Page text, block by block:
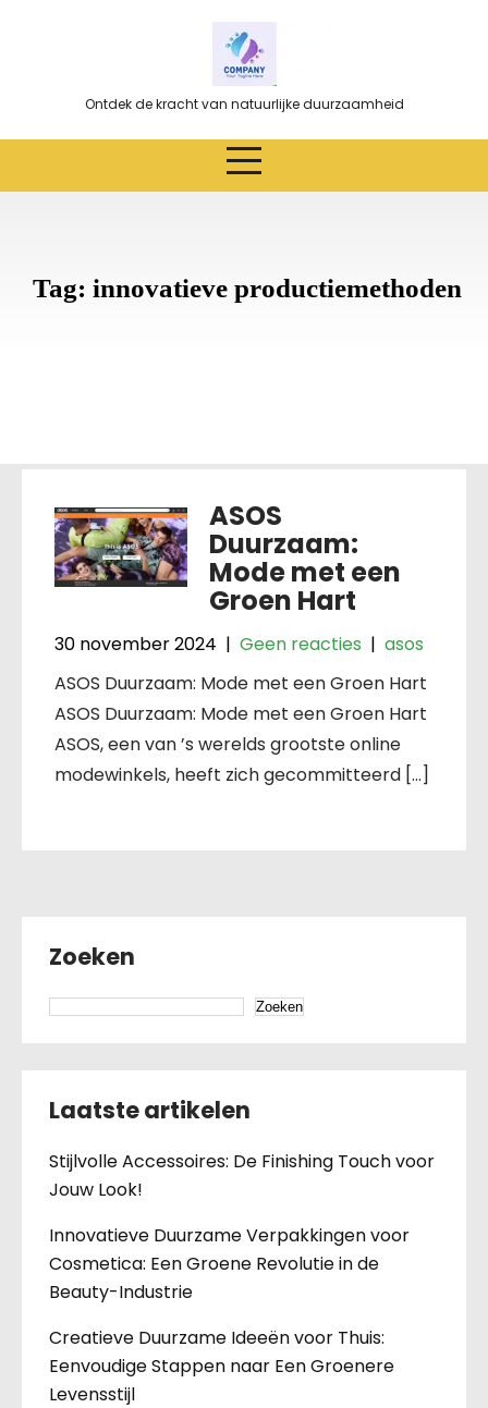
Ontdek de kracht van natuurlijke duurzaamheid
Tag: innovatieve productiemethoden
ASOS
Duurzaam:
Mode met een
Groen Hart
30 november 2024 | Geen reacties | asos
ASOS Duurzaam: Mode met een Groen Hart
ASOS Duurzaam: Mode met een Groen Hart
ASOS, een van ’s werelds grootste online
modewinkels, heeft zich gecommitteerd […]
Zoeken
Zoeken
Laatste artikelen
Stijlvolle Accessoires: De Finishing Touch voor
Jouw Look!
Innovatieve Duurzame Verpakkingen voor
Cosmetica: Een Groene Revolutie in de
Beauty-Industrie
Creatieve Duurzame Ideeën voor Thuis:
Eenvoudige Stappen naar Een Groenere
Levensstijl